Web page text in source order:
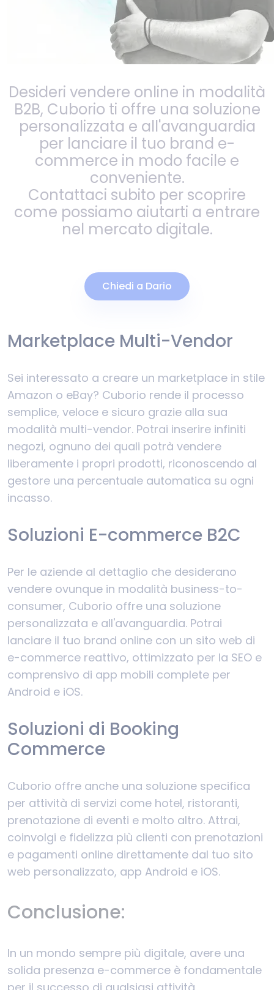
Desideri vendere online in modalità
B2B, Cuborio ti offre una soluzione
personalizzata e all'avanguardia
per lanciare il tuo brand e-
commerce in modo facile e
conveniente.
Contattaci subito per scoprire
come possiamo aiutarti a entrare
nel mercato digitale.
Chiedi a Dario
Marketplace Multi-Vendor
Sei interessato a creare un marketplace in stile
Amazon o eBay? Cuborio rende il processo
semplice, veloce e sicuro grazie alla sua
modalità multi-vendor. Potrai inserire infiniti
negozi, ognuno dei quali potrà vendere
liberamente i propri prodotti, riconoscendo al
gestore una percentuale automatica su ogni
incasso.
Soluzioni E-commerce B2C
Per le aziende al dettaglio che desiderano
vendere ovunque in modalità business-to-
consumer, Cuborio offre una soluzione
personalizzata e all'avanguardia. Potrai
lanciare il tuo brand online con un sito web di
e-commerce reattivo, ottimizzato per la SEO e
comprensivo di app mobili complete per
Android e iOS.
Soluzioni di Booking
Commerce
Cuborio offre anche una soluzione specifica
per attività di servizi come hotel, ristoranti,
prenotazione di eventi e molto altro. Attrai,
coinvolgi e fidelizza più clienti con prenotazioni
e pagamenti online direttamente dal tuo sito
web personalizzato, app Android e iOS.
Conclusione:
In un mondo sempre più digitale, avere una
solida presenza e-commerce è fondamentale